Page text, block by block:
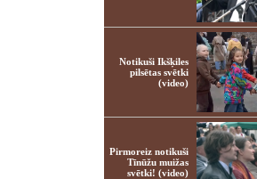
Notikuši Ikšķiles
pilsētas svētki
(video)
Pirmoreiz notikuši
Tīnūžu muižas
svētki! (video)